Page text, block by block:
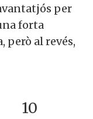
per
forta
però al revés,
10